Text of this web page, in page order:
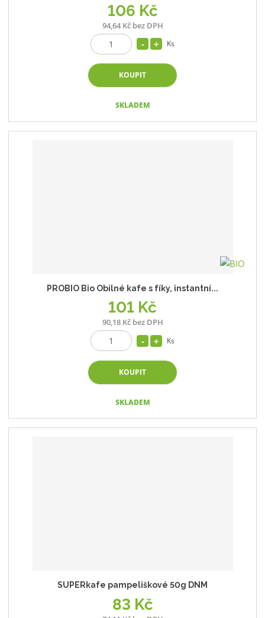
106 Kč
94,64 Kč bez DPH
Ks
KOUPIT
SKLADEM
PROBIO Bio Obilné kafe s fíky, instantní...
101 Kč
90,18 Kč bez DPH
Ks
KOUPIT
SKLADEM
SUPERkafe pampeliškové 50g DNM
83 Kč